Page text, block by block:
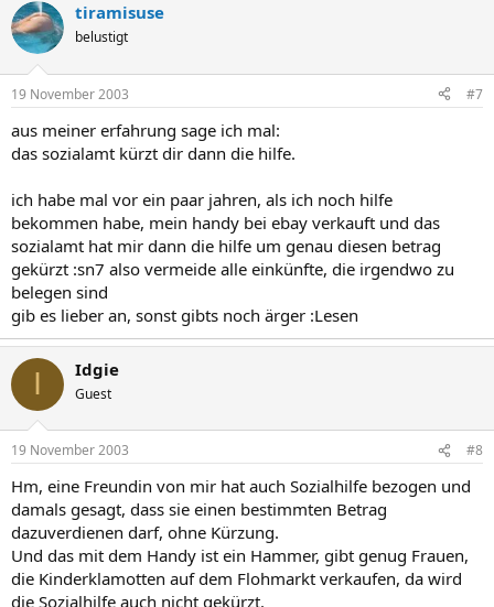
tiramisuse
belustigt
19 November 2003 #7
aus meiner erfahrung sage ich mal:
das sozialamt kürzt dir dann die hilfe.
ich habe mal vor ein paar jahren, als ich noch hilfe
bekommen habe, mein handy bei ebay verkauft und das
sozialamt hat mir dann die hilfe um genau diesen betrag
gekürzt :sn7 also vermeide alle einkünfte, die irgendwo zu
belegen sind
gib es lieber an, sonst gibts noch ärger :Lesen
I Idgie
Guest
19 November 2003 #8
Hm, eine Freundin von mir hat auch Sozialhilfe bezogen und
damals gesagt, dass sie einen bestimmten Betrag
dazuverdienen darf, ohne Kürzung.
Und das mit dem Handy ist ein Hammer, gibt genug Frauen,
die Kinderklamotten auf dem Flohmarkt verkaufen, da wird
die Sozialhilfe auch nicht gekürzt.